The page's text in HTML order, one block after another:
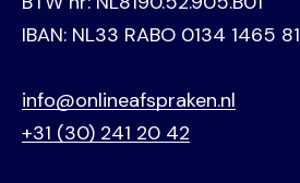
IBAN: NL33 RABO 0134 1465 81
info@onlineafspraken.nl
+31 (30) 241 20 42